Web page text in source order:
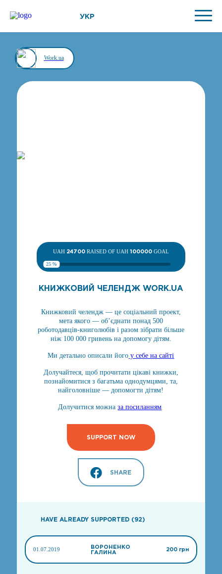
УКР
Work.ua
UAH 24700RAISED OF UAH 100000GOAL
25 %
КНИЖКОВИЙ ЧЕЛЕНДЖ WORK.UA
Книжковий челендж — це соціальний проект,
мета якого — об’єднати понад 500
роботодавців-книголюбів і разом зібрати більше
ніж 100 000 гривень на допомогу дітям.
Ми детально описали його у себе на сайті
Долучайтеся, щоб прочитати цікаві книжки,
познайомитися з багатьма однодумцями, та,
найголовніше — допомогти дітям!
Долучитися можназа посиланням
SUPPORT NOW
SHARE
HAVE ALREADY SUPPORTED (92)
01.07.2019
ВОРОНЕНКО
ГАЛИНА
200 грн